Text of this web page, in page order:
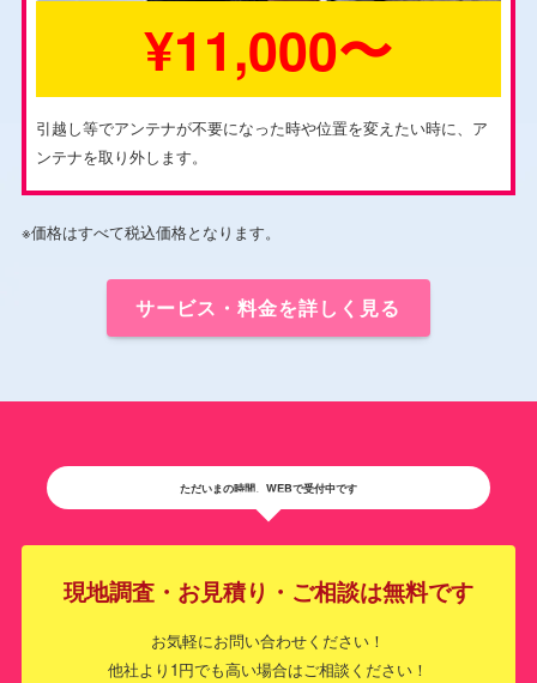
¥11,000〜
引越し等でアンテナが不要になった時や位置を変えたい時に、ア
ンテナを取り外します。
※価格はすべて税込価格となります。
サービス・料金を詳しく見る
ただいまの時間、WEBで受付中です
現地調査・お見積り・ご相談は無料です
お気軽にお問い合わせください！
他社より1円でも高い場合はご相談ください！